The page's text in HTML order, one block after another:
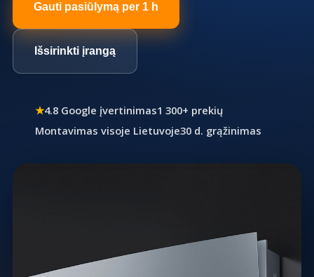
Gauti pasiūlymą per 1 h
Išsirinkti įrangą
★4.8 Google įvertinimas1 300+ prekių
Montavimas visoje Lietuvoje30 d. grąžinimas